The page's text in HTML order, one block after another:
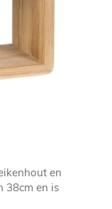
en
38cm en is